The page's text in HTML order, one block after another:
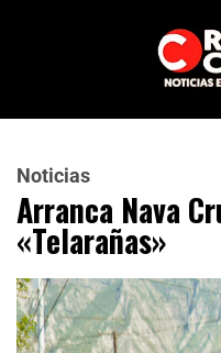
Noticias
Arranca Nava
«telarañas»